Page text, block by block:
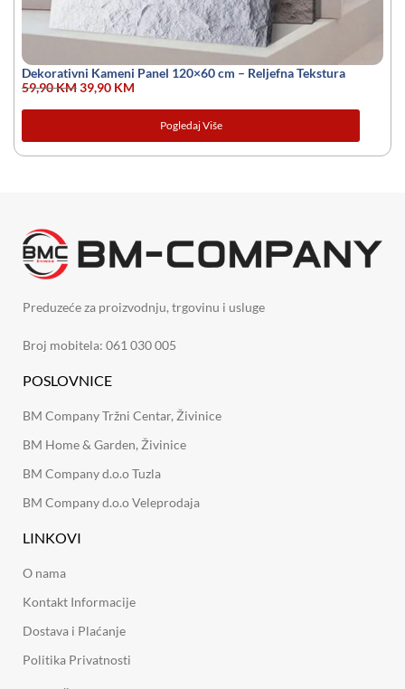
Dekorativni Kameni Panel 120×60 cm – Reljefna Tekstura
59,90KM39,90 KM
Pogledaj Više
Preduzeće za proizvodnju, trgovinu i usluge
Broj mobitela: 061 030 005
POSLOVNICE
BM Company Tržni Centar, Živinice
BM Home & Garden, Živinice
BM Company d.o.o Tuzla
BM Company d.o.o Veleprodaja
LINKOVI
O nama
Kontakt Informacije
Dostava i Plaćanje
Politika Privatnosti